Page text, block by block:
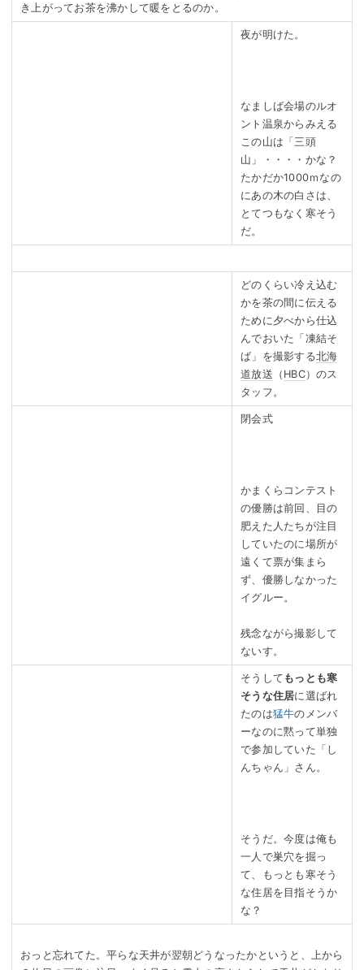
き上がってお茶を沸かして暖をとるのか。
夜が明けた。
なましば会場のルオ
ント温泉からみえる
この山は「三頭
山」・・・・かな？
たかだか1000ｍなの
にあの木の白さは、
とてつもなく寒そう
だ。
どのくらい冷え込む
かを茶の間に伝える
ために夕べから仕込
んでおいた「凍結そ
ば」を撮影する北海
道放送 （ HBC）のス
タッフ。
閉会式
かまくらコンテスト
の優勝は前回、目の
肥えた人たちが注目
していたのに場所が
遠くて票が集まら
ず、優勝しなかった
イグルー。
残念ながら撮影して
ないす。
そうして もっとも寒
そうな住居に選ばれ
たのは猛牛のメンバ
ーなのに黙って単独
で参加していた「し
んちゃん」さん。
そうだ。今度は俺も
一人で巣穴を掘っ
て、もっとも寒そう
な住居を目指そうか
な？
おっと忘れてた。平らな天井が翌朝どうなったかというと、上から